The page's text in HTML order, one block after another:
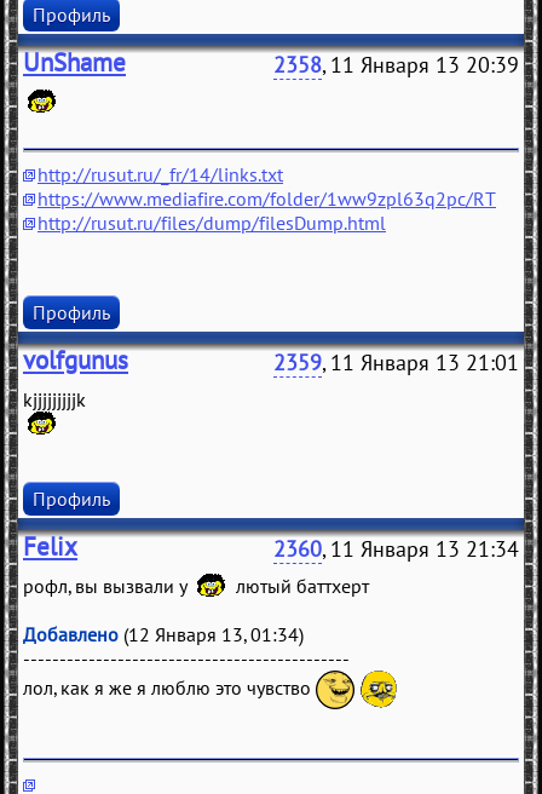
Профиль
UnShame 2358, 11 Января 13 20:39
http://rusut.ru/_fr/14/links.txt
https://www.mediafire.com/folder/1ww9zpl63q2pc/RT
http://rusut.ru/files/dump/filesDump.html
Профиль
volfgunus 2359, 11 Января 13 21:01
kjjjjjjjjjk
Профиль
Felix 2360, 11 Января 13 21:34
рофл, вы вызвали у
лютый баттхерт
Добавлено (12 Января 13, 01:34)
---------------------------------------------
лол, как я же я люблю это чувство